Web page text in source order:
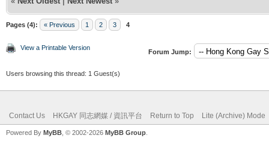
Pages (4): « Previous 1 2 3 4
View a Printable Version
Forum Jump:
Users browsing this thread: 1 Guest(s)
Contact Us HKGAY 同志網媒 / 資訊平台 Return to Top Lite (Archive) Mode
Powered By MyBB , © 2002-2026 MyBB Group